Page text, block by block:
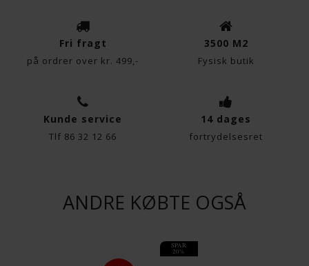
OBS: Ønskes der en anden farve, sokkel, lædertype
eller stof på modellen, så kontakt venligst butikken
Fri fragt
på ordrer over kr. 499,-
3500 M2
Fysisk butik
Kunde service
Tlf 86 32 12 66
14 dages
fortrydelsesret
ANDRE KØBTE OGSÅ
SPAR
20%